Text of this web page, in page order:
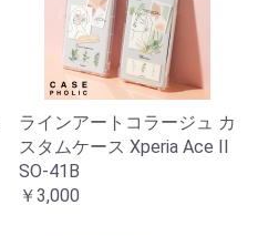
ラインアートコラージュ カ
スタムケース Xperia Ace II
SO-41B
￥3,000